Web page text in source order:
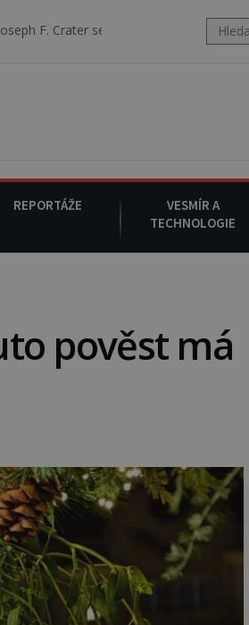
6. srpna 1930 navečeří ve své
REPORTÁŽE
VESMÍR A
TECHNOLOGIE
pověst má